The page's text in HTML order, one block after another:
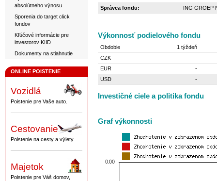
absolútneho výnosu
Sporenia do target click
fondov
Kľúčové informácie pre
investorov KIID
Dokumenty na stiahnutie
ONLINE POISTENIE
Vozidlá
Poistenie pre Vaše auto.
Cestovanie
Poistenie na cesty a výlety.
Majetok
Poistenie pre Váš domov,
Správca fondu:
ING GROEP
Výkonnosť podielového fondu
Obdobie
1 týždeň
CZK
-
EUR
-
USD
-
Investičné ciele a politika fondu
Graf výkonnosti